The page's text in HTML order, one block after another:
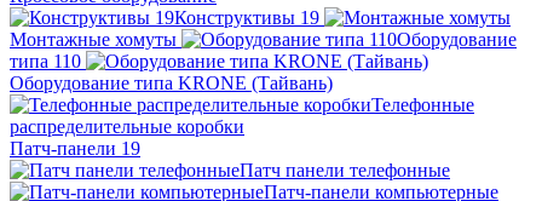
Конструктивы 19
Монтажные хомуты
Оборудование
типа 110
Оборудование типа KRONE (Тайвань)
Телефонные
распределительные коробки
Патч-панели 19
Патч панели телефонные
Патч-панели компьютерные